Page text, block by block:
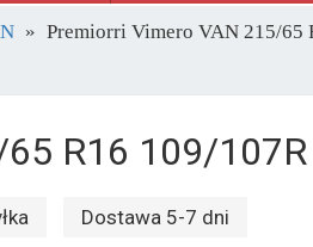
Premiorri Vimero VAN 215/65
R16 109/107R
Dostawa 5-7 dni